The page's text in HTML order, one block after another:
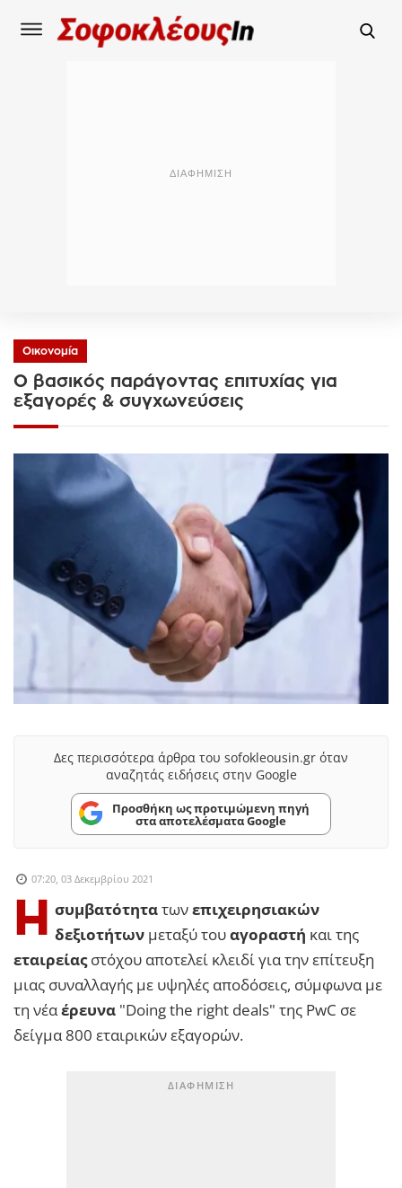
Οικονομία
O βασικός παράγοντας επιτυχίας για
εξαγορές & συγχωνεύσεις
Δες περισσότερα άρθρα του sofokleousin.gr όταν
αναζητάς ειδήσεις στην Google
Προσθήκη ως προτιμώμενη πηγή
στα αποτελέσματα Google
07:20, 03 Δεκεμβρίου 2021
Η συμβατότητατωνεπιχειρησιακών
δεξιοτήτων μεταξύ τουαγοραστή και της
εταιρείαςστόχου αποτελεί κλειδί για την επίτευξη
μιας συναλλαγής με υψηλές αποδόσεις, σύμφωνα με
τη νέαέρευνα "Doing the right deals" της PwC σε
δείγμα 800 εταιρικών εξαγορών.